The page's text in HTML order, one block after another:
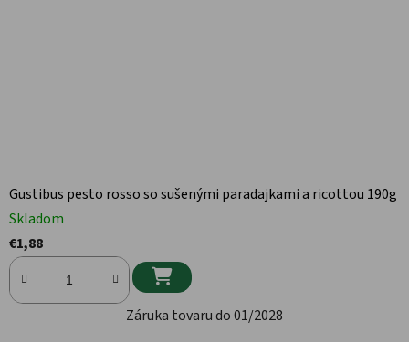
Gustibus pesto rosso so sušenými paradajkami a ricottou 190g
Skladom
€1,88

Záruka tovaru do 01/2028